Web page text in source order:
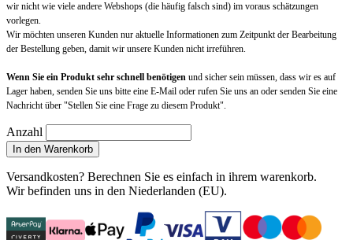
wir nicht wie viele andere Webshops (die häufig falsch sind) im voraus schätzungen
vorlegen.
Wir möchten unseren Kunden nur aktuelle Informationen zum Zeitpunkt der Bearbeitung
der Bestellung geben, damit wir unsere Kunden nicht irreführen.
Wenn Sie ein Produkt sehr schnell benötigen und sicher sein müssen, dass wir es auf
Lager haben, senden Sie uns bitte eine E-Mail oder rufen Sie uns an oder senden Sie eine
Nachricht über "Stellen Sie eine Frage zu diesem Produkt".
Anzahl
In den Warenkorb
Versandkosten? Berechnen Sie es einfach in ihrem warenkorb.
Wir befinden uns in den Niederlanden (EU).